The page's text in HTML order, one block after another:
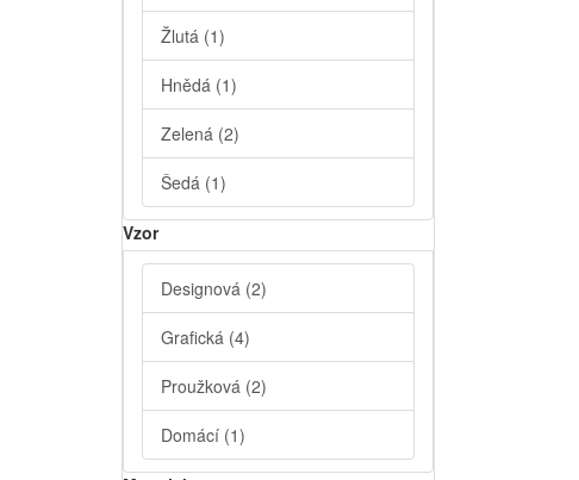
Žlutá (1)
Hnědá (1)
Zelená (2)
Šedá (1)
Vzor
Designová (2)
Grafická (4)
Proužková (2)
Domácí (1)